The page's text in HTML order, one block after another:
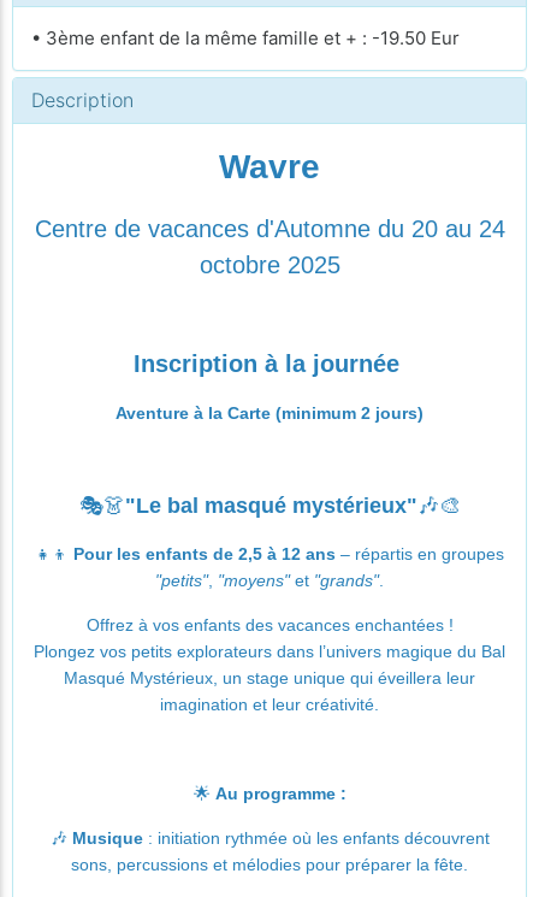
• 3ème enfant de la même famille et + : -19.50 Eur
Description
Wavre
Centre de vacances d'Automne du 20 au 24
octobre 2025
Inscription à la journée
Aventure à la Carte (minimum 2 jours)
🎭👗"Le bal masqué mystérieux" 🎶🎨
👧👦 Pour les enfants de 2,5 à 12 ans – répartis en groupes
"petits", "moyens"et "grands".
Offrez à vos enfants des vacances enchantées !
Plongez vos petits explorateurs dans l’univers magique du Bal
Masqué Mystérieux, un stage unique qui éveillera leur
imagination et leur créativité.
🌟 Au programme :
🎶 Musique: initiation rythmée où les enfants découvrent
sons, percussions et mélodies pour préparer la fête.